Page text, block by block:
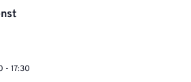
- 17:30